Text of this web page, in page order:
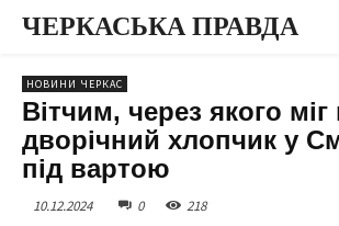
ЧЕРКАСЬКА ПРАВДА
НОВИНИ ЧЕРКАС
Вітчим, через якого
дворічний хлопчик у
під вартою
10.12.2024 0 218